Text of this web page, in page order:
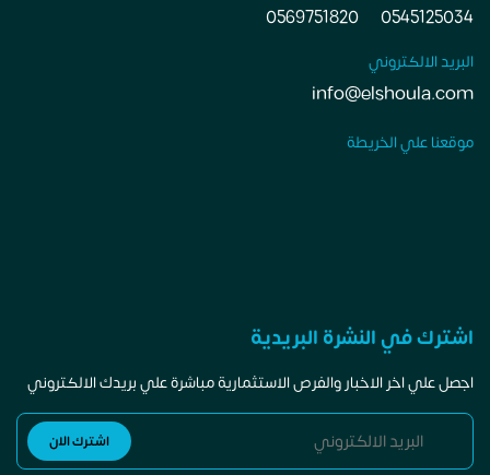
0545125034
0569751820
البريد الالكتروني
info@elshoula.com
موقعنا علي الخريطة
اشترك في النشرة البريدية
اجصل علي اخر الاخبار والفرص الاستثمارية مباشرة علي بريدك الالكتروني